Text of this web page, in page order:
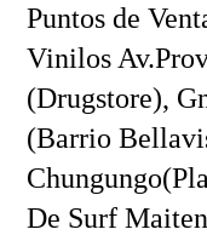
Puntos de
Vinilos
(Drugstore),
(Barrio
De Surf